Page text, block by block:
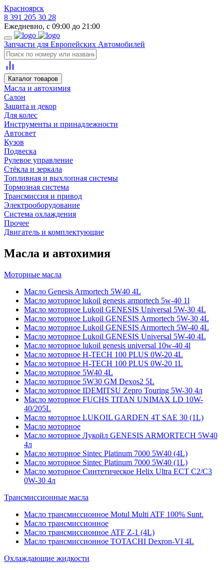
Красноярск
8 391 205 30 28
Ежедневно, с 09:00 до 21:00
Запчасти для Европейских Автомобилей
Каталог товаров
Масла и автохимия
Салон
Защита и декор
Для колес
Инструменты и принадлежности
Автосвет
Кузов
Подвеска
Рулевое управление
Стёкла и зеркала
Топливная и выхлопная системы
Тормозная система
Трансмиссия и привод
Электрооборудование
Система охлаждения
Прочее
Двигатель и комплектующие
Масла и автохимия
Моторные масла
Масло Genesis Armortech 5W40 4L
Масло моторное lukoil genesis armortech 5w-40 1l
Масло моторное Lukoil GENESIS Universal 5W-30 4L
Масло моторное Lukoil GENESIS Armortech 5W-30 4L
Масло моторное Lukoil GENESIS Armortech 5W-40 4L
Масло моторное Lukoil GENESIS Universal 5W-40 4L
Масло моторное lukoil genesis universal 10w-40 4l
Масло моторное H-TECH 100 PLUS 0W-20 4L
Масло моторное H-TECH 100 PLUS 0W-20 1L
Масло моторное 5W40 4L
Масло моторное 5W30 GM Dexos2 5L
Масло моторное IDEMITSU Zepro Touring 5W-30 4л
Масло моторное FUCHS TITAN UNIMAX LD 10W-
40/205L
Масло моторное LUKOIL GARDEN 4Т SAE 30 (1L)
Масло моторное
Масло моторное Лукойл GENESIS ARMORTECH 5W40
4л
Масло моторное Sintec Platinum 7000 5W40 (4L)
Масло моторное Sintec Platinum 7000 5W40 (1L)
Масло моторное Синтетическое Helix Ultra ECT C2/C3
0W-30 4л
Трансмиссионные масла
Масло трансмиссионное Motul Multi ATF 100% Sunt.
Масло трансмиссионное
Масло трансмиссионное ATF Z-1 (4L)
Масло трансмиссионное TOTACHI Dexron-VI 4L
Охлаждающие жидкости